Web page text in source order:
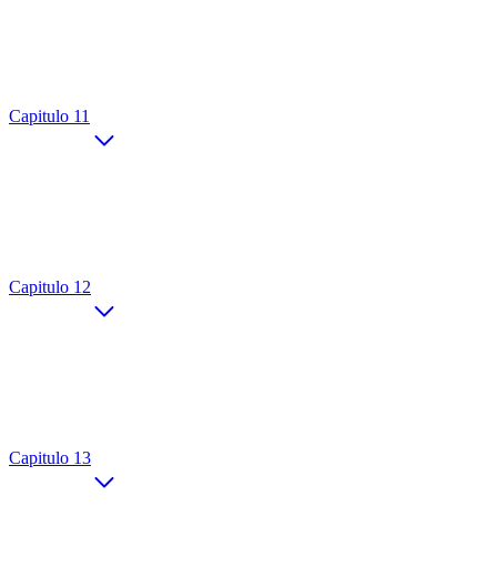
Capitulo 11
Capitulo 12
Capitulo 13